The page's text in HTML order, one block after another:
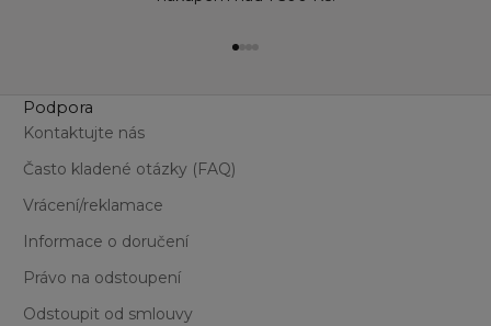
Přejít na položku 1
Přejít na položku 2
Podpora
Kontaktujte nás
Často kladené otázky (FAQ)
Vrácení/reklamace
Informace o doručení
Právo na odstoupení
Odstoupit od smlouvy